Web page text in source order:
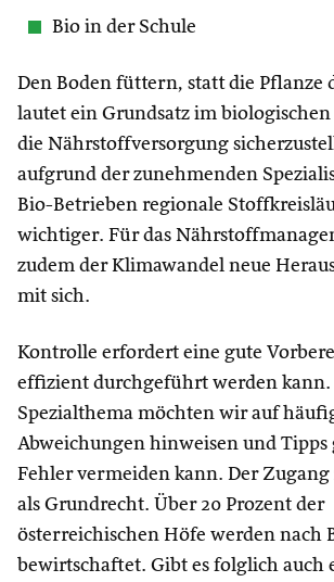
Bio in der Schule
Den Boden füttern, statt die Pflanze
lautet ein Grundsatz im
die Nährstoffversorgung
aufgrund der zunehmenden
Bio-Betrieben regionale
wichtiger. Für das
zudem der Klimawandel neue
mit sich.
Kontrolle erfordert eine gute
effizient durchgeführt werden kann.
Spezialthema möchten wir auf
Abweichungen hinweisen und Tipps
Fehler vermeiden kann. Der
als Grundrecht. Über 20 Prozent der
österreichischen Höfe werden nach
bewirtschaftet. Gibt es folglich auch